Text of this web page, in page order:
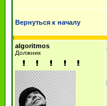
Вернуться к началу
algoritmos
Должник